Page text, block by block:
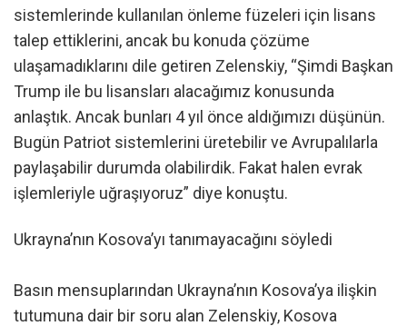
sistemlerinde kullanılan önleme füzeleri için lisans
talep ettiklerini, ancak bu konuda çözüme
ulaşamadıklarını dile getiren Zelenskiy, “Şimdi Başkan
Trump ile bu lisansları alacağımız konusunda
anlaştık. Ancak bunları 4 yıl önce aldığımızı düşünün.
Bugün Patriot sistemlerini üretebilir ve Avrupalılarla
paylaşabilir durumda olabilirdik. Fakat halen evrak
işlemleriyle uğraşıyoruz” diye konuştu.
Ukrayna’nın Kosova’yı tanımayacağını söyledi
Basın mensuplarından Ukrayna’nın Kosova’ya ilişkin
tutumuna dair bir soru alan Zelenskiy, Kosova